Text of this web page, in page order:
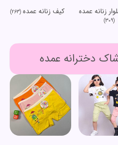
زنانه عمده
(309)
کیف زنانه عمده(263)
دخترانه عمده